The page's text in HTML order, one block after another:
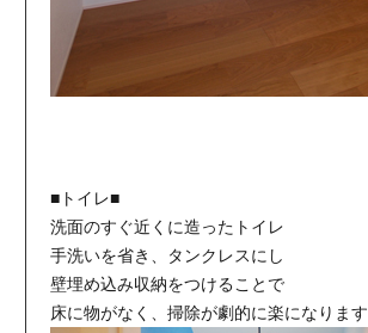
■トイレ■
洗面のすぐ近くに造ったトイレ
手洗いを省き、タンクレスにし
壁埋め込み収納をつけることで
床に物がなく、掃除が劇的に楽になります